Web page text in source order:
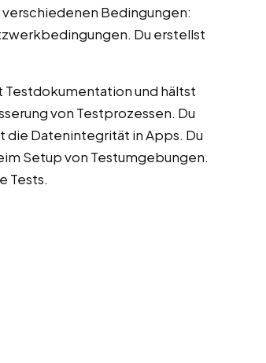
Bedingungen:
Du erstellst
Testdokumentation und hältst
von Testprozessen. Du
die Datenintegrität in Apps. Du
Setup von Testumgebungen.
Tests.